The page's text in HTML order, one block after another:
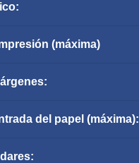
(máxima)
del papel (máxima):